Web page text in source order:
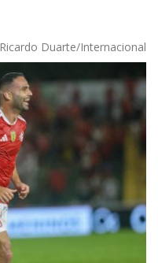
Duarte/Internacional